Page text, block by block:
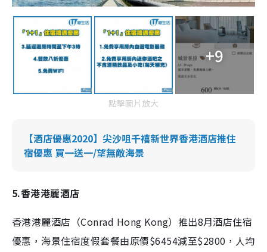
+9
點擊圖片放大
【酒店優惠2020】尖沙咀千禧新世界香港酒店推住
宿優惠 買一送一/望無敵海景
5.香港港麗酒店
香港港麗酒店（Conrad Hong Kong）推出8月酒店住宿
優惠，海景住宿度假套餐由原價$6454減至$2800 ，人均